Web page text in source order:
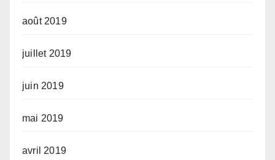
août 2019
juillet 2019
juin 2019
mai 2019
avril 2019